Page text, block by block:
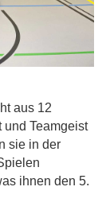
aus 12
Teamgeist
sie in der
ihnen den 5.